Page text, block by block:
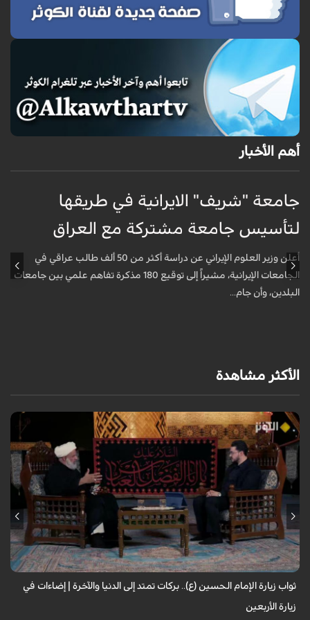
أهم الأخبار
جامعة "شريف" الايرانية في طريقها
لتأسيس جامعة مشتركة مع العراق
أعلن وزير العلوم الإيراني عن دراسة أكثر من 50 ألف طالب عراقي في
الجامعات الإيرانية، مشيراً إلى توقيع 180 مذكرة تفاهم علمي بين جامعات
البلدين، وأن جام...
الأكثر مشاهدة
لا تقتصر زيارة الإمام الحسين (عليه السلام) على أداء شعيرةٍ إيمانية، بل تحمل
في طياتها ثوابًا عظيمًا وآثارًا مباركة تنعكس على حياة الزائر. فما هي النعم...
ثواب زيارة الإمام الحسين (ع).. بركات تمتد إلى الدنيا والآخرة | إضاءات في
زيارة الأربعين